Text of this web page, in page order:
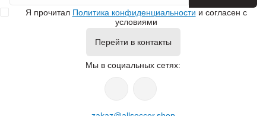
Я прочитал Политика конфиденциальности и согласен с
условиями
Перейти в контакты
Мы в социальных сетях: